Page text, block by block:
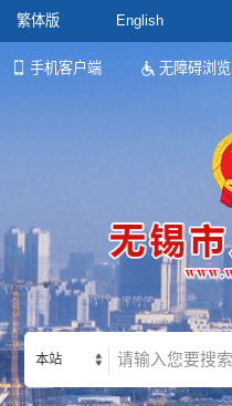
繁体版 English
手机客户端 无障碍浏览
本站